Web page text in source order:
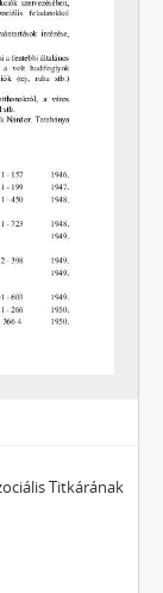
- 2004
utalt iratok, 1895 - 2014
1990 - 2012
Titkárának